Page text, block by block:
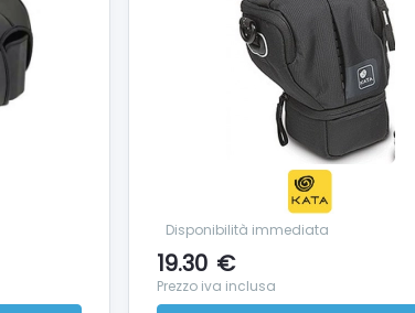
Disponibilità immediata
19.30 €
Prezzo iva inclusa